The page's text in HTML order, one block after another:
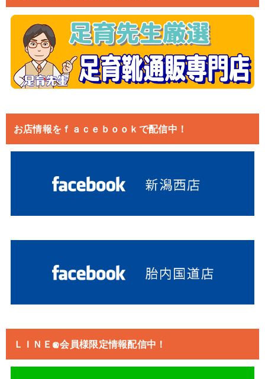
お店情報をｆａｃｅｂｏｏｋで配信中！
ＬＩＮＥ@会員様限定情報配信中！